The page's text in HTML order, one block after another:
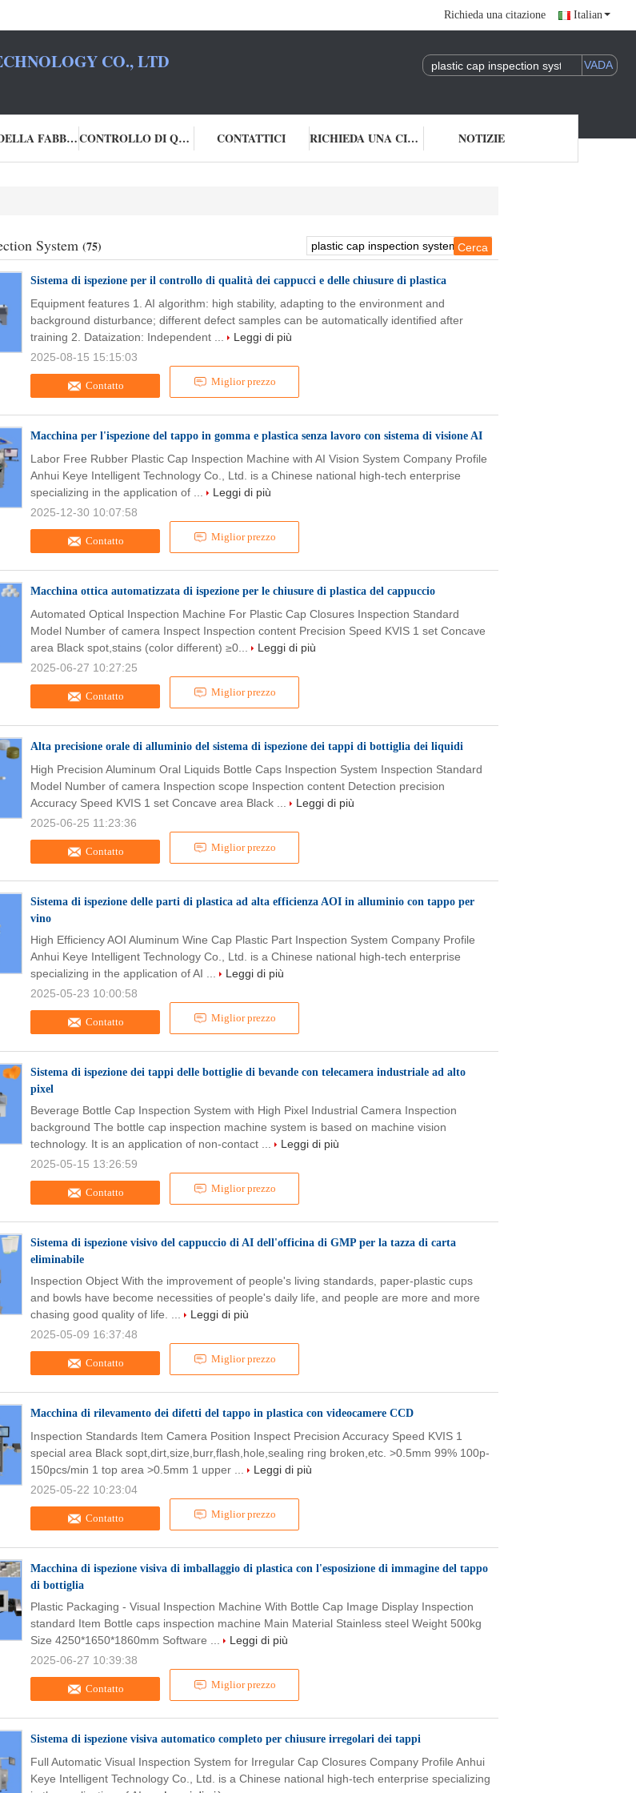
Richieda una citazione Italian
CO., LTD
GIRO DELLA FABBRICA CONTROLLO DI QUALITÀ CONTATTICI RICHIEDA UNA CITAZIONE NOTIZIE
System (75)
Sistema di ispezione per il controllo di qualità dei cappucci e delle chiusure di plastica
Contatto Miglior prezzo
Equipment features 1. AI algorithm: high stability, adapting to the environment and
background disturbance; different defect samples can be automatically identified after
training 2. Dataization: Independent ...
Leggi di più
2025-08-15 15:15:03
Macchina per l'ispezione del tappo in gomma e plastica senza lavoro con sistema di visione AI
Contatto Miglior prezzo
Labor Free Rubber Plastic Cap Inspection Machine with AI Vision System Company Profile
Anhui Keye Intelligent Technology Co., Ltd. is a Chinese national high-tech enterprise
specializing in the application of ...
Leggi di più
2025-12-30 10:07:58
Macchina ottica automatizzata di ispezione per le chiusure di plastica del cappuccio
Contatto Miglior prezzo
Automated Optical Inspection Machine For Plastic Cap Closures Inspection Standard
Model Number of camera Inspect Inspection content Precision Speed KVIS 1 set Concave
area Black spot,stains (color different) ≥0...
Leggi di più
2025-06-27 10:27:25
Alta precisione orale di alluminio del sistema di ispezione dei tappi di bottiglia dei liquidi
Contatto Miglior prezzo
High Precision Aluminum Oral Liquids Bottle Caps Inspection System Inspection Standard
Model Number of camera Inspection scope Inspection content Detection precision
Accuracy Speed KVIS 1 set Concave area Black ...
Leggi di più
2025-06-25 11:23:36
Sistema di ispezione delle parti di plastica ad alta efficienza AOI in alluminio con tappo per
vino
Contatto Miglior prezzo
High Efficiency AOI Aluminum Wine Cap Plastic Part Inspection System Company Profile
Anhui Keye Intelligent Technology Co., Ltd. is a Chinese national high-tech enterprise
specializing in the application of AI ...
Leggi di più
2025-05-23 10:00:58
Sistema di ispezione dei tappi delle bottiglie di bevande con telecamera industriale ad alto
pixel
Contatto Miglior prezzo
Beverage Bottle Cap Inspection System with High Pixel Industrial Camera Inspection
background The bottle cap inspection machine system is based on machine vision
technology. It is an application of non-contact ...
Leggi di più
2025-05-15 13:26:59
Sistema di ispezione visivo del cappuccio di AI dell'officina di GMP per la tazza di carta
eliminabile
Contatto Miglior prezzo
Inspection Object With the improvement of people's living standards, paper-plastic cups
and bowls have become necessities of people's daily life, and people are more and more
chasing good quality of life. ...
Leggi di più
2025-05-09 16:37:48
Macchina di rilevamento dei difetti del tappo in plastica con videocamere CCD
Contatto Miglior prezzo
Inspection Standards Item Camera Position Inspect Precision Accuracy Speed KVIS 1
special area Black sopt,dirt,size,burr,flash,hole,sealing ring broken,etc. >0.5mm 99% 100p-
150pcs/min 1 top area >0.5mm 1 upper ...
Leggi di più
2025-05-22 10:23:04
Macchina di ispezione visiva di imballaggio di plastica con l'esposizione di immagine del tappo
di bottiglia
Contatto Miglior prezzo
Plastic Packaging - Visual Inspection Machine With Bottle Cap Image Display Inspection
standard Item Bottle caps inspection machine Main Material Stainless steel Weight 500kg
Size 4250*1650*1860mm Software ...
Leggi di più
2025-06-27 10:39:38
Sistema di ispezione visiva automatico completo per chiusure irregolari dei tappi
Full Automatic Visual Inspection System for Irregular Cap Closures Company Profile Anhui
Keye Intelligent Technology Co., Ltd. is a Chinese national high-tech enterprise specializing